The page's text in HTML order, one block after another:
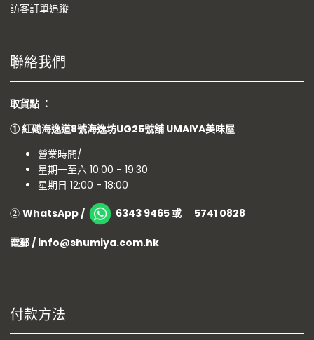
訪客訂單追蹤
聯絡我們
取貨點 ：
①紅磡海逸道8號海逸坊UG25號舖 UMAIYA美味屋
營業時間/
星期一至六 10:00 - 19:30
星期日 12:00 - 18:00
② WhatsApp / 6343 9465 或 5741 0828
電郵 / info@shumiya.com.hk
付款方法